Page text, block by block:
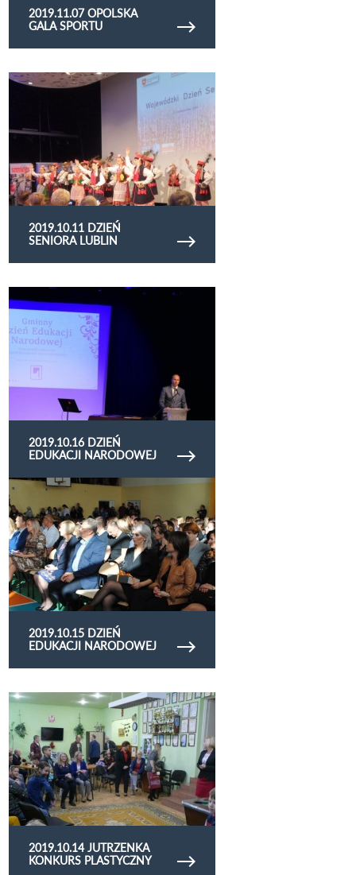
2019.11.07 OPOLSKA
GALA SPORTU
2019.10.11 DZIEŃ
SENIORA LUBLIN
Obejrzyj galerię zdjęć 2019.10.11 Dzień seniora
lublin
2019.10.16 DZIEŃ
EDUKACJI NARODOWEJ
Obejrzyj galerię zdjęć 2019.10.16 Dzień Edukacji
Narodowej
2019.10.15 DZIEŃ
EDUKACJI NARODOWEJ
Obejrzyj galerię zdjęć 2019.10.15 Dzień Edukacji
Narodowej
2019.10.14 JUTRZENKA
KONKURS PLASTYCZNY
Obejrzyj galerię zdjęć 2019.10.14 Jutrzenka
konkurs plastyczny